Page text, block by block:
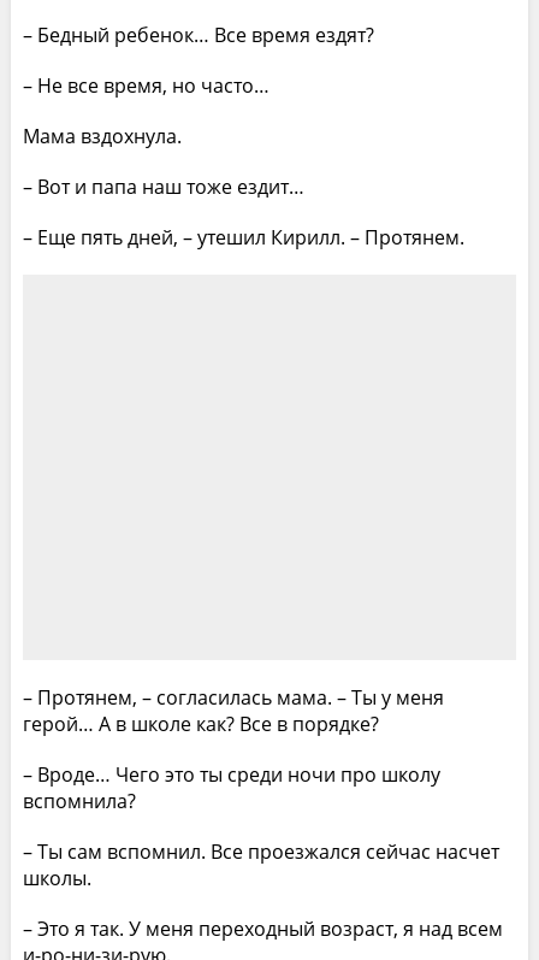
– Бедный ребенок… Все время ездят?
– Не все время, но часто…
Мама вздохнула.
– Вот и папа наш тоже ездит…
– Еще пять дней, – утешил Кирилл. – Протянем.
– Протянем, – согласилась мама. – Ты у меня
герой… А в школе как? Все в порядке?
– Вроде… Чего это ты среди ночи про школу
вспомнила?
– Ты сам вспомнил. Все проезжался сейчас насчет
школы.
– Это я так. У меня переходный возраст, я над всем